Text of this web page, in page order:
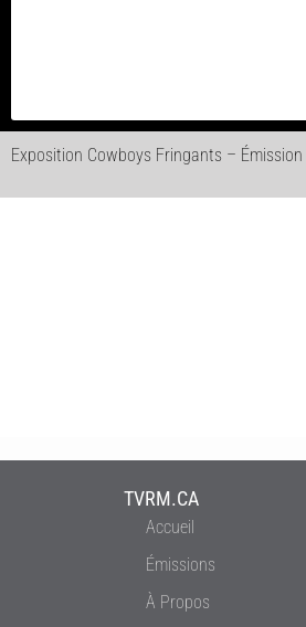
Exposition Cowboys Fringants –
TVRM.CA
Accueil
Émissions
À Propos